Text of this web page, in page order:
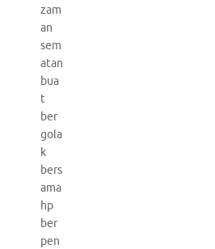
zam
an
sem
atan
bua
t
ber
gola
k
bers
ama
hp
ber
pen